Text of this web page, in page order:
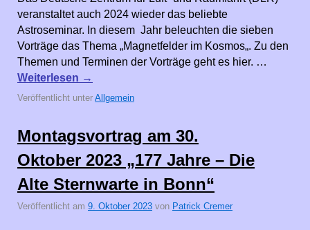
veranstaltet auch 2024 wieder das beliebte
Astroseminar. In diesem Jahr beleuchten die sieben
Vorträge das Thema „Magnetfelder im Kosmos„. Zu den
Themen und Terminen der Vorträge geht es hier. …
Weiterlesen →
Veröffentlicht unter Allgemein
Montagsvortrag am 30.
Oktober 2023 „177 Jahre – Die
Alte Sternwarte in Bonn“
Veröffentlicht am 9. Oktober 2023 von Patrick Cremer